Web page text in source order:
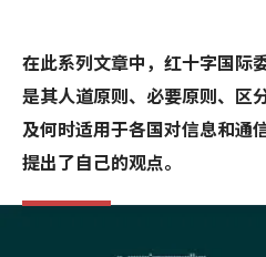
在此系列文章中，红十字国际
是其人道原则、必要原则、区
及何时适用于各国对信息和通
提出了自己的观点。